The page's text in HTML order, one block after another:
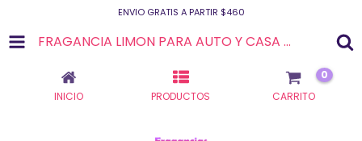
ENVIO GRATIS A PARTIR $460
FRAGANCIA LIMON PARA AUTO Y CASA 500ML
INICIO PRODUCTOS CARRITO
0